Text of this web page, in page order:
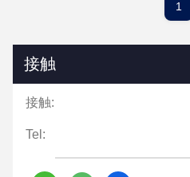
1
接触
接触:
Tel: